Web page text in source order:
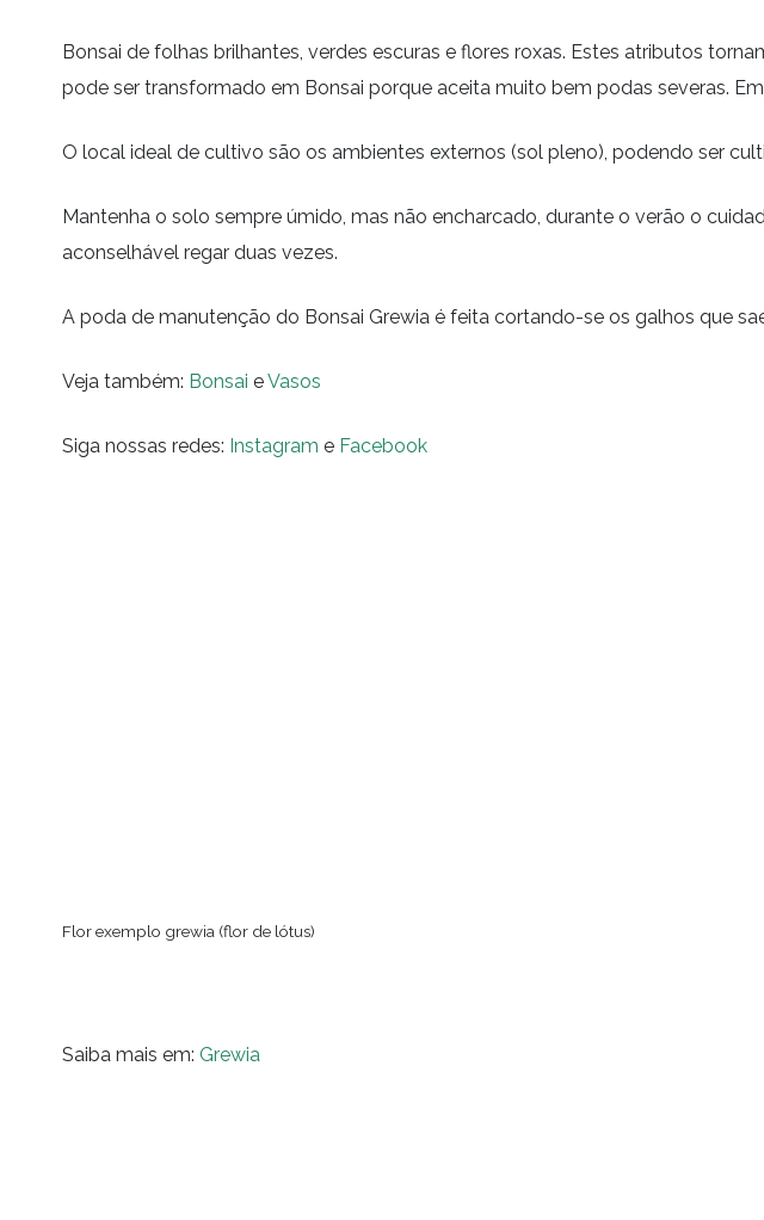
Bonsai de folhas brilhantes, verdes escuras e flores roxas. Estes atributos
pode ser transformado em Bonsai porque aceita muito bem podas severas.
O local ideal de cultivo são os ambientes externos (sol pleno), podendo ser
Mantenha o solo sempre úmido, mas não encharcado, durante o verão o
aconselhável regar duas vezes.
A poda de manutenção do Bonsai Grewia é feita cortando-se os galhos que
Veja também: Bonsai eVasos
Siga nossas redes: Instagram e Facebook
Flor exemplo grewia (flor de lótus)
Saiba mais em: Grewia